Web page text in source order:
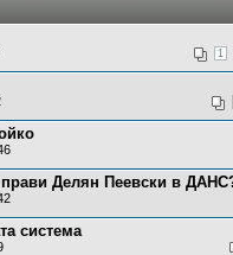
1
Делян Пеевски в
система